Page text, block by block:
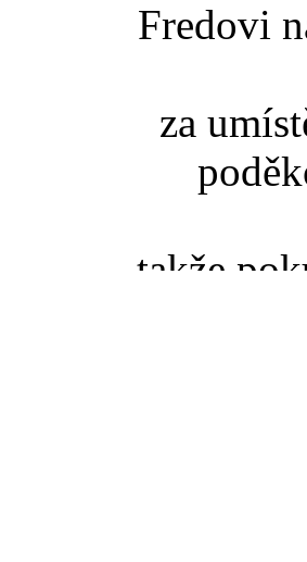
Fredovi
za
takže